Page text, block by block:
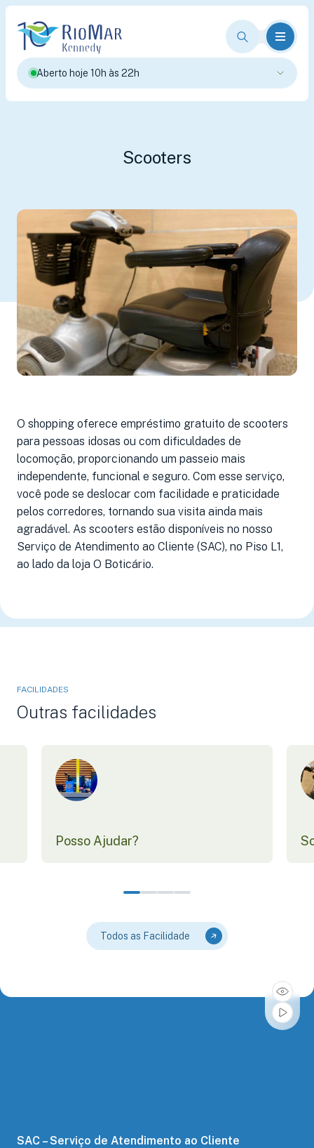
Aberto hoje 10h às 22h
Scooters
O shopping oferece empréstimo gratuito de scooters
para pessoas idosas ou com dificuldades de
locomoção, proporcionando um passeio mais
independente, funcional e seguro. Com esse serviço,
você pode se deslocar com facilidade e praticidade
pelos corredores, tornando sua visita ainda mais
agradável. As scooters estão disponíveis no nosso
Serviço de Atendimento ao Cliente (SAC), no Piso L1,
ao lado da loja O Boticário.
FACILIDADES
Outras facilidades
Posso Ajudar?
Todos as Facilidade
SAC – Serviço de Atendimento ao Cliente